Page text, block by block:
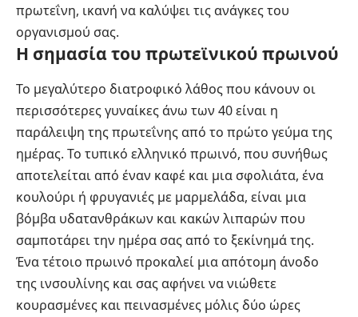
πρωτεΐνη, ικανή να καλύψει τις ανάγκες του
οργανισμού σας.
Η σημασία του πρωτεϊνικού πρωινού
Το μεγαλύτερο διατροφικό λάθος που κάνουν οι
περισσότερες γυναίκες άνω των 40 είναι η
παράλειψη της πρωτεΐνης από το πρώτο γεύμα της
ημέρας. Το τυπικό ελληνικό πρωινό, που συνήθως
αποτελείται από έναν καφέ και μια σφολιάτα, ένα
κουλούρι ή φρυγανιές με μαρμελάδα, είναι μια
βόμβα υδατανθράκων και κακών λιπαρών που
σαμποτάρει την ημέρα σας από το ξεκίνημά της.
Ένα τέτοιο πρωινό προκαλεί μια απότομη άνοδο
της ινσουλίνης και σας αφήνει να νιώθετε
κουρασμένες και πεινασμένες μόλις δύο ώρες